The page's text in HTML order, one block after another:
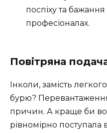
поспіху та
професіоналах.
Повітряна
Інколи, замість
бурю?
причин. А краще би
рівномірно поступала